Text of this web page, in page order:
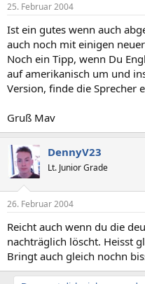
25. Februar 2004
Ist ein gutes wenn auch
auch noch mit einigen
Noch ein Tipp, wenn Du
auf amerikanisch um und
Version, finde die Sprecher
Gruß Mav
DennyV23
Lt. Junior Grade
26. Februar 2004
Reicht auch wenn du die
nachträglich löscht. Heisst
Bringt auch gleich nochn